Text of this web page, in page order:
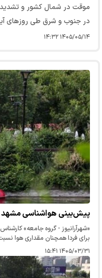
موقت در شمال کشور و
در جنوب و شرق طی روز‌های
۱۴۰۵/۰۵/۱۴ ۱۴:۳۲
پیش‌بینی هواشناسی مشهد
«شهرآرانیوز - گروه جامعه»
برای فردا همچنان مقداری هوا
شاهد کاهش دما هستیم که
۱۴۰۵/۰۳/۳۱ ۱۵:۴۱